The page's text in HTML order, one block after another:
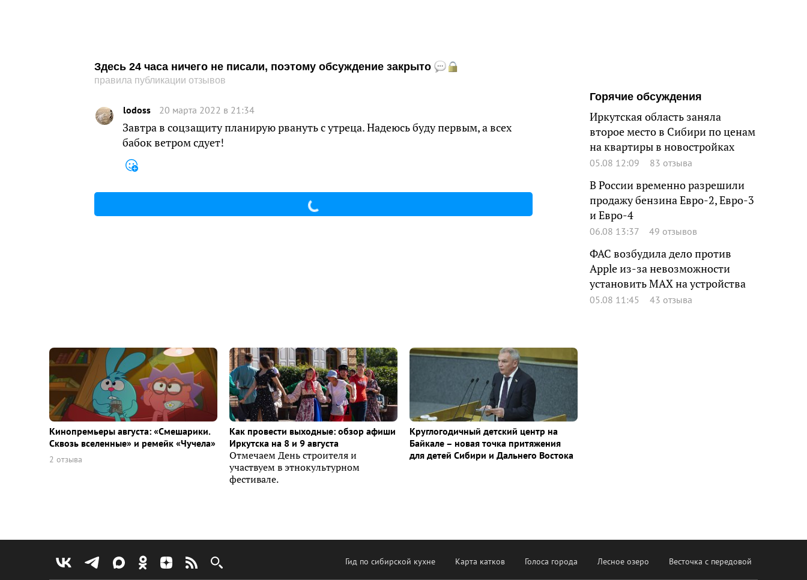
Здесь 24 часа ничего не писали, поэтому обсуждение закрыто
правила публикации отзывов
lodoss 20 марта 2022 в 21:34
Завтра в соцзащиту планирую рвануть с утреца. Надеюсь буду первым, а всех
бабок ветром сдует!
Горячие обсуждения
Иркутская область заняла
второе место в Сибири по ценам
на квартиры в новостройках
05.08 12:09 83 отзыва
В России временно разрешили
продажу бензина Евро-2, Евро-3
и Евро-4
06.08 13:37 49 отзывов
ФАС возбудила дело против
Apple из-за невозможности
установить MAX на устройства
05.08 11:45 43 отзыва
Кинопремьеры августа: «Смешарики.
Сквозь вселенные» и ремейк «Чучела»
2 отзыва
Как провести выходные: обзор афиши
Иркутска на 8 и 9 августа
Отмечаем День строителя и
участвуем в этнокультурном
фестивале.
Круглогодичный детский центр на
Байкале – новая точка притяжения
для детей Сибири и Дальнего Востока
Гид по сибирской кухне Карта катков Голоса города Лесное озеро Весточка с передовой